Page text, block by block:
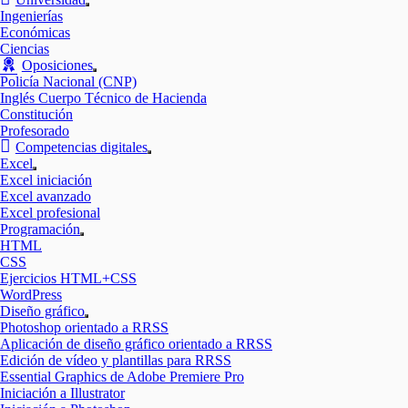
Mostrar
Ingenierías
Económicas
Ciencias
Oposiciones
Mostrar
el
submenú
Policía Nacional (CNP)
Inglés Cuerpo Técnico de Hacienda
Constitución
Profesorado
Competencias digitales
Mostrar
Excel
Mostrar
el
submenú
Excel iniciación
Excel avanzado
Excel profesional
Programación
Mostrar
HTML
CSS
Ejercicios HTML+CSS
WordPress
Diseño gráfico
Mostrar
el
submenú
Photoshop orientado a RRSS
Aplicación de diseño gráfico orientado a RRSS
Edición de vídeo y plantillas para RRSS
Essential Graphics de Adobe Premiere Pro
Iniciación a Illustrator